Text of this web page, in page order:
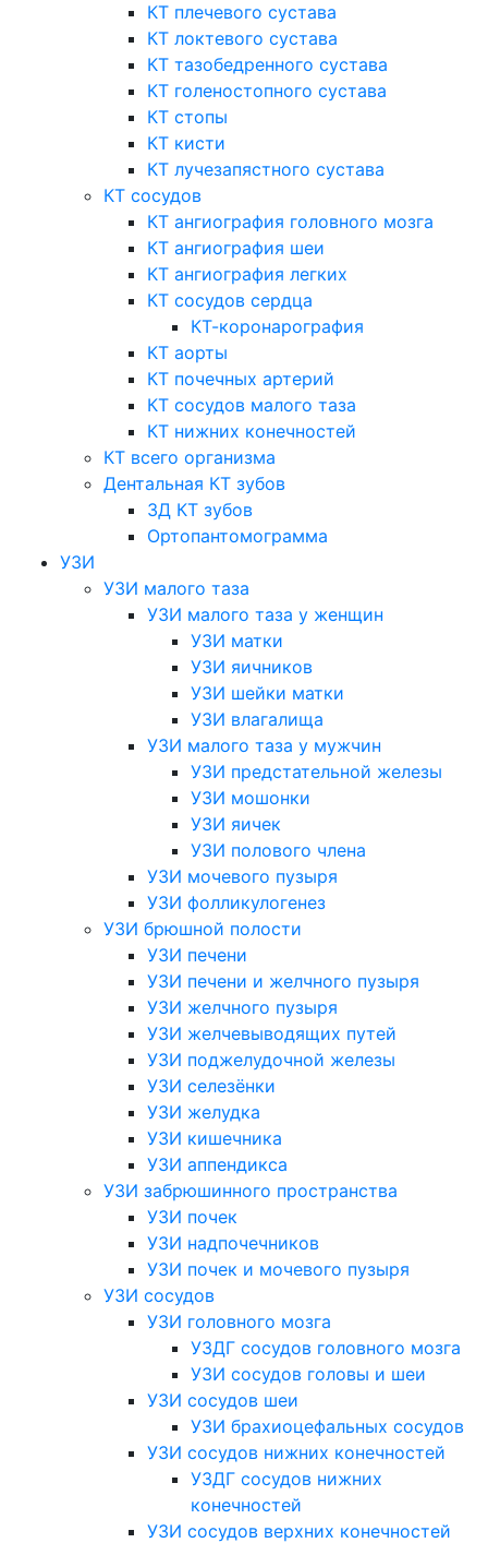
КТ плечевого сустава
КТ локтевого сустава
КТ тазобедренного сустава
КТ голеностопного сустава
КТ стопы
КТ кисти
КТ лучезапястного сустава
КТ сосудов
КТ ангиография головного мозга
КТ ангиография шеи
КТ ангиография легких
КТ сосудов сердца
КТ-коронарография
КТ аорты
КТ почечных артерий
КТ сосудов малого таза
КТ нижних конечностей
КТ всего организма
Дентальная КТ зубов
3Д КТ зубов
Ортопантомограмма
УЗИ
УЗИ малого таза
УЗИ малого таза у женщин
УЗИ матки
УЗИ яичников
УЗИ шейки матки
УЗИ влагалища
УЗИ малого таза у мужчин
УЗИ предстательной железы
УЗИ мошонки
УЗИ яичек
УЗИ полового члена
УЗИ мочевого пузыря
УЗИ фолликулогенез
УЗИ брюшной полости
УЗИ печени
УЗИ печени и желчного пузыря
УЗИ желчного пузыря
УЗИ желчевыводящих путей
УЗИ поджелудочной железы
УЗИ селезёнки
УЗИ желудка
УЗИ кишечника
УЗИ аппендикса
УЗИ забрюшинного пространства
УЗИ почек
УЗИ надпочечников
УЗИ почек и мочевого пузыря
УЗИ сосудов
УЗИ головного мозга
УЗДГ сосудов головного мозга
УЗИ сосудов головы и шеи
УЗИ сосудов шеи
УЗИ брахиоцефальных сосудов
УЗИ сосудов нижних конечностей
УЗДГ сосудов нижних
конечностей
УЗИ сосудов верхних конечностей